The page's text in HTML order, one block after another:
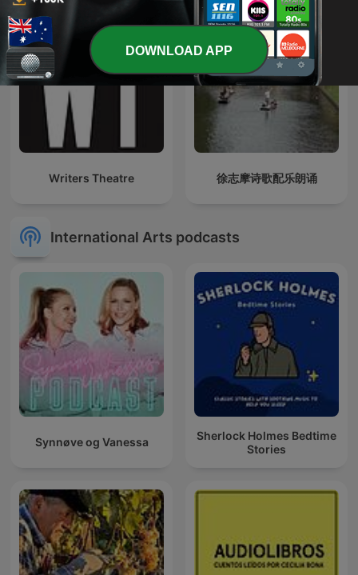
Writers Theatre 徐志摩诗歌配乐朗诵
International Arts podcasts
Synnøve og Vanessa
Sherlock Holmes Bedtime
Stories
DOWNLOAD APP